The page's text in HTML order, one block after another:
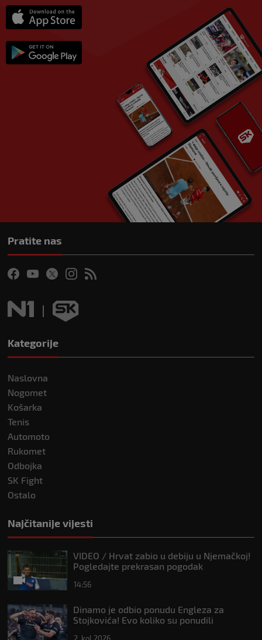
Pratite nas
Kategorije
Naslovna
Nogomet
Košarka
Tenis
Automoto
Rukomet
Odbojka
SK Fight
Ostalo
Najčitanije vijesti
VIDEO / Hrvat zabio u debiju u Njemačkoj!
Pogledajte prekrasan pogodak
14:56
Dinamo je odbio ponudu Engleza za
Stojkovića! Evo koliko su ponudili
2. kol 2026